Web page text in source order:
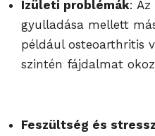
Ízületi problémák:
gyulladása mellett
például osteoarthritis
szintén fájdalmat
Feszültség és stressz